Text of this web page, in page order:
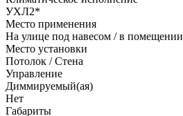
УХЛ2*
Место применения
На улице под навесом / в помещении
Место установки
Потолок / Cтена
Управление
Диммируемый(ая)
Нет
Габариты